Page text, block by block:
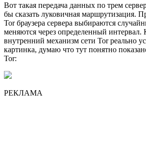
Вот такая передача данных по трем
бы сказать луковичная маршрутизация.
Tor браузера сервера выбираются
меняются через определенный интервал.
внутренний механизм сети Tor реально
картинка, думаю что тут понятно
Tor:
РЕКЛАМА